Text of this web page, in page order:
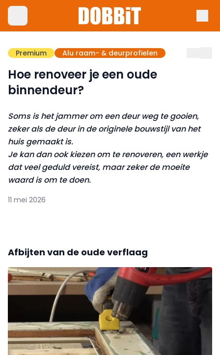
Premium Alu raam- & deurprofielen
Hoe renoveer je een oude
binnendeur?
Soms is het jammer om een deur weg te gooien,
zeker als de deur in de originele bouwstijl van het
huis gemaakt is.
Je kan dan ook kiezen om te renoveren, een werkje
dat veel geduld vereist, maar zeker de moeite
waard is om te doen.
11 mei 2026
Afbijten van de oude verflaag